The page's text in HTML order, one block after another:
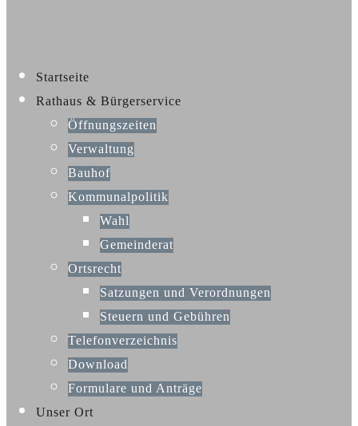
Startseite
Rathaus & Bürgerservice
Öffnungszeiten
Verwaltung
Bauhof
Kommunalpolitik
Wahl
Gemeinderat
Ortsrecht
Satzungen und Verordnungen
Steuern und Gebühren
Telefonverzeichnis
Download
Formulare und Anträge
Unser Ort